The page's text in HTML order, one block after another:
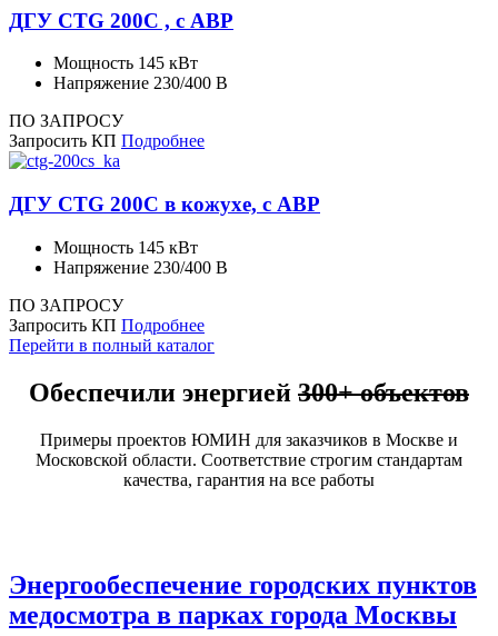
ДГУ CTG 200C , с АВР
Мощность 145 кВт
Напряжение 230/400 В
ПО ЗАПРОСУ
Запросить КП Подробнее
ДГУ CTG 200C в кожухе, с АВР
Мощность 145 кВт
Напряжение 230/400 В
ПО ЗАПРОСУ
Запросить КП Подробнее
Перейти в полный каталог
Обеспечили энергией 300+ объектов
Примеры проектов ЮМИН для заказчиков в Москве и
Московской области. Соответствие строгим стандартам
качества, гарантия на все работы
Энергообеспечение городских пунктов
медосмотра в парках города Москвы